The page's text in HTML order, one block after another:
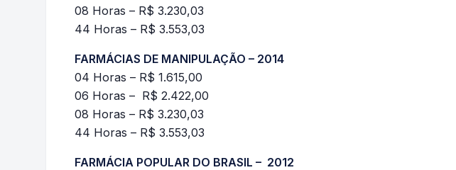
08 Horas – R$ 3.230,03
44 Horas – R$ 3.553,03
FARMÁCIAS DE MANIPULAÇÃO – 2014
04 Horas – R$ 1.615,00
06 Horas – R$ 2.422,00
08 Horas – R$ 3.230,03
44 Horas – R$ 3.553,03
FARMÁCIA POPULAR DO BRASIL – 2012